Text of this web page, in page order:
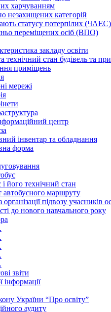
харчуванням
незахищених категорій
статусу потерпілих (ЧАЕС)
переміщених осіб (ВПО)
закладу освіти
технічний стан будівель та
приміщень
мережі
центр
інвентар та обладнання
форма
його технічний стан
автобусного маршруту
організації підвозу учасників
до нового навчального року
звіти
інформації
України “Про освіту”
аудиту